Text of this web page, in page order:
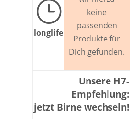
}
longlife
keine
passenden
Produkte für
Dich gefunden.
Unsere H7-
Empfehlung:
jetzt Birne wechseln!